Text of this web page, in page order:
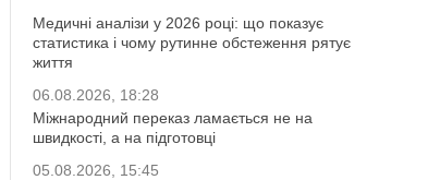
Медичні аналізи у 2026 році: що показує
статистика і чому рутинне обстеження рятує
життя
06.08.2026, 18:28
Міжнародний переказ ламається не на
швидкості, а на підготовці
05.08.2026, 15:45